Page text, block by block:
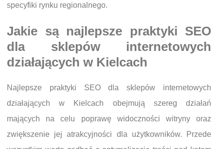
specyfiki rynku regionalnego.
Jakie są najlepsze praktyki SEO
dla sklepów internetowych
działających w Kielcach
Najlepsze praktyki SEO dla sklepów internetowych
działających w Kielcach obejmują szereg działań
mających na celu poprawę widoczności witryny oraz
zwiększenie jej atrakcyjności dla użytkowników. Przede